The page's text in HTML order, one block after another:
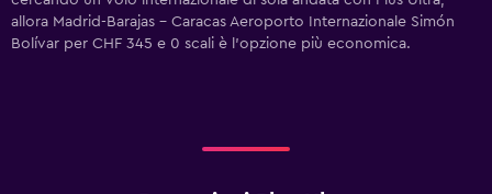
allora Madrid-Barajas - Caracas Aeroporto Internazionale Simón
Bolívar per CHF 345 e 0 scali è l'opzione più economica.